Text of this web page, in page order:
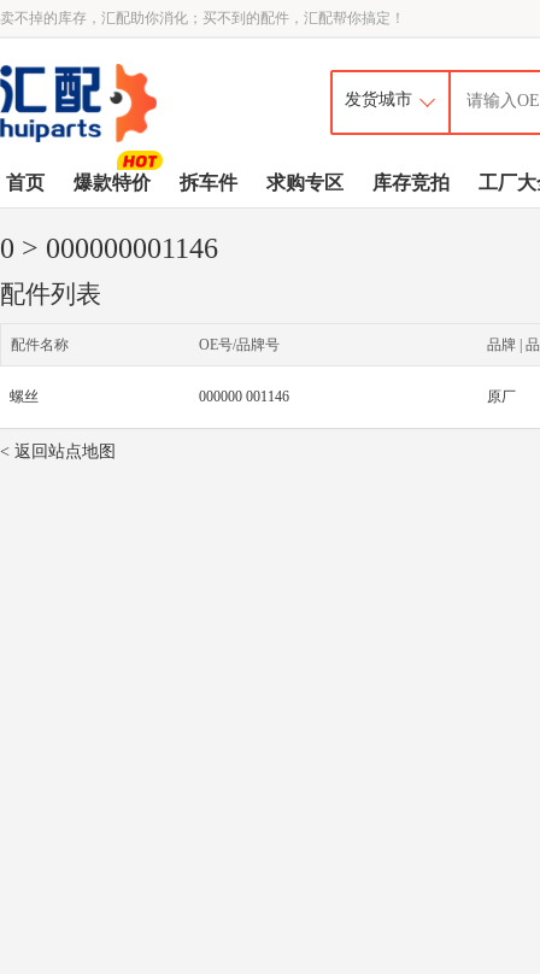
卖不掉的库存，汇配助你消化；买不到的配件，汇配帮你搞定！
首页 爆款特价 拆车件 求购专区 库存竞拍 工厂大
0 > 000000001146
配件列表
配件名称 OE号/品牌号 品牌 |
螺丝 000000 001146 原厂
< 返回站点地图